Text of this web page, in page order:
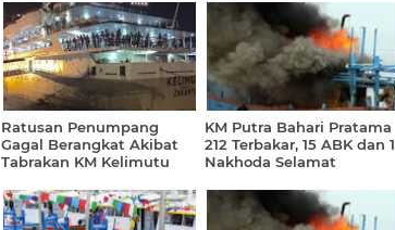
Ratusan Penumpang
Gagal Berangkat Akibat
Tabrakan KM Kelimutu
KM Putra Bahari Pratama
212 Terbakar, 15 ABK dan 1
Nakhoda Selamat